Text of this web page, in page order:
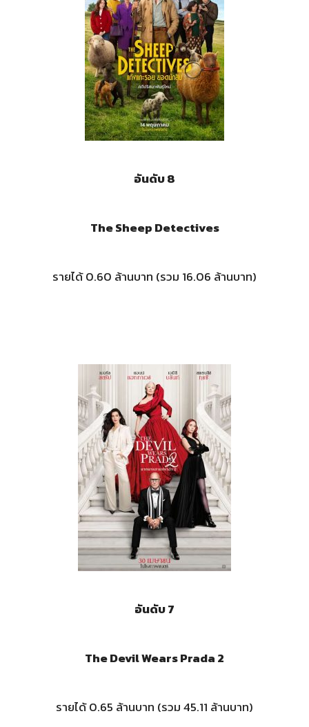
อันดับ 8
The Sheep Detectives
รายได้ 0.60 ล้านบาท (รวม 16.06 ล้านบาท)
อันดับ 7
The Devil Wears Prada 2
รายได้ 0.65 ล้านบาท (รวม 45.11 ล้านบาท)